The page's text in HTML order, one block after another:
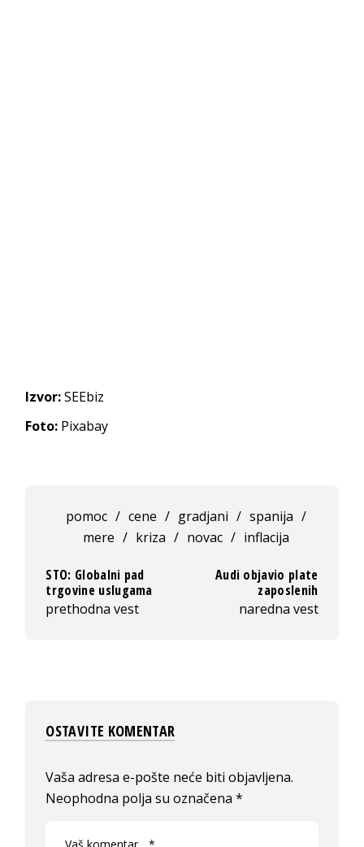
Izvor:SEEbiz
Foto: Pixabay
pomoc / cene / gradjani / spanija /
mere / kriza / novac / inflacija
STO: Globalni pad
trgovine uslugama
prethodna vest
Audi objavio plate
zaposlenih
naredna vest
OSTAVITE KOMENTAR
Vaša adresa e-pošte neće biti objavljena.
Neophodna polja su označena*